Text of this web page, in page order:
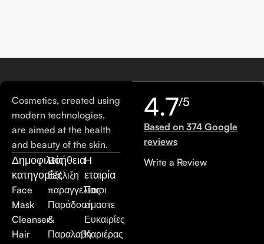
Cosmetics, created using
modern technologies,
are aimed at the health
and beauty of the skin.
Δημοφιλείς
κατηγορίες
Face
Mask
Cleanser
Hair
Βοήθεια
Εξέλιξη
παραγγελίας
Παράδοση
&
Παραλαβή
Η
εταιρία
Ποιοι
είμαστε
Ευκαιρίες
Καριέρας
4.7/5
Based on 374 Google
reviews
Write a Review